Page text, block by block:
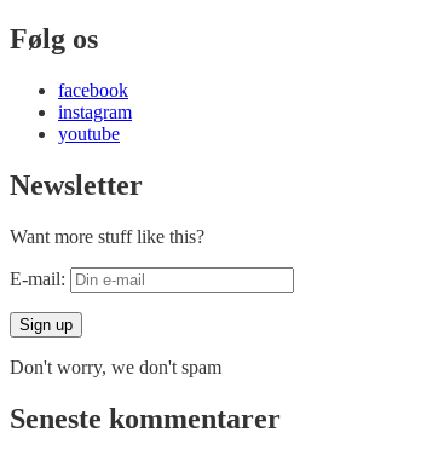
Følg os
facebook
instagram
youtube
Newsletter
Want more stuff like this?
E-mail:
Don't worry, we don't spam
Seneste kommentarer